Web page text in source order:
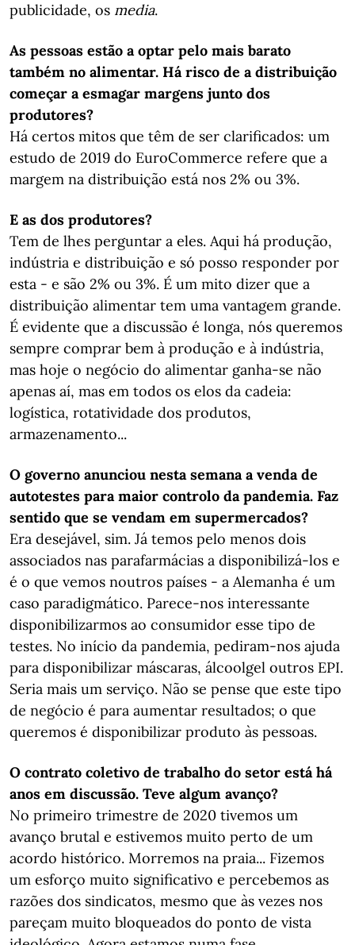
publicidade, os media.
As pessoas estão a optar pelo mais barato
também no alimentar. Há risco de a distribuição
começar a esmagar margens junto dos
produtores?
Há certos mitos que têm de ser clarificados: um
estudo de 2019 do EuroCommerce refere que a
margem na distribuição está nos 2% ou 3%.
E as dos produtores?
Tem de lhes perguntar a eles. Aqui há produção,
indústria e distribuição e só posso responder por
esta - e são 2% ou 3%. É um mito dizer que a
distribuição alimentar tem uma vantagem grande.
É evidente que a discussão é longa, nós queremos
sempre comprar bem à produção e à indústria,
mas hoje o negócio do alimentar ganha-se não
apenas aí, mas em todos os elos da cadeia:
logística, rotatividade dos produtos,
armazenamento...
O governo anunciou nesta semana a venda de
autotestes para maior controlo da pandemia. Faz
sentido que se vendam em supermercados?
Era desejável, sim. Já temos pelo menos dois
associados nas parafarmácias a disponibilizá-los e
é o que vemos noutros países - a Alemanha é um
caso paradigmático. Parece-nos interessante
disponibilizarmos ao consumidor esse tipo de
testes. No início da pandemia, pediram-nos ajuda
para disponibilizar máscaras, álcoolgel outros EPI.
Seria mais um serviço. Não se pense que este tipo
de negócio é para aumentar resultados; o que
queremos é disponibilizar produto às pessoas.
O contrato coletivo de trabalho do setor está há
anos em discussão. Teve algum avanço?
No primeiro trimestre de 2020 tivemos um
avanço brutal e estivemos muito perto de um
acordo histórico. Morremos na praia... Fizemos
um esforço muito significativo e percebemos as
razões dos sindicatos, mesmo que às vezes nos
pareçam muito bloqueados do ponto de vista